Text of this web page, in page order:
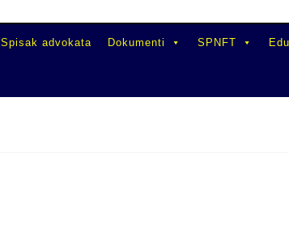
Spisak advokata Dokumenti SPNFT